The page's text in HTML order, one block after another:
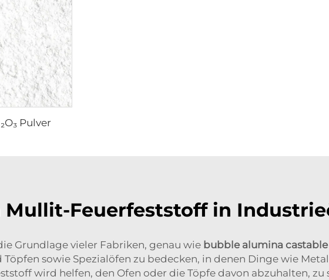
Pulver
Mullit-Feuerfeststoff in
Grundlage vieler Fabriken, genau wie bubble alumina castable
Töpfen sowie Spezialöfen zu bedecken, in denen Dinge wie
wird helfen, den Ofen oder die Töpfe davon abzuhalten,